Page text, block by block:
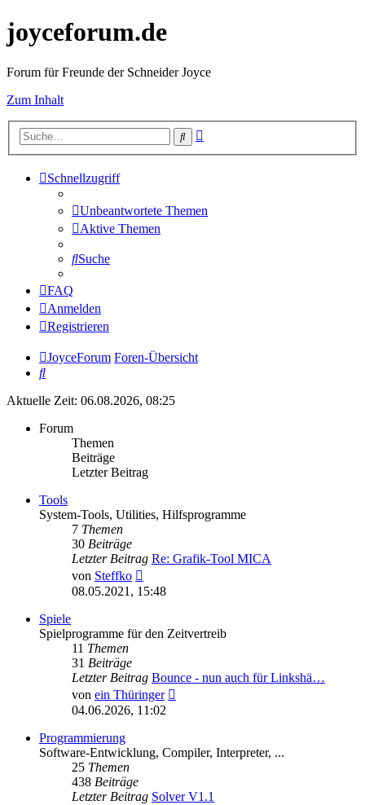
joyceforum.de
Forum für Freunde der Schneider Joyce
Zum Inhalt
Suche
Schnellzugriff
Unbeantwortete Themen
Aktive Themen
Suche
FAQ
Anmelden
Registrieren
JoyceForum Foren-Übersicht
Suche
Aktuelle Zeit: 06.08.2026, 08:25
Forum
Themen
Beiträge
Letzter Beitrag
Tools
System-Tools, Utilities, Hilfsprogramme
7 Themen
30 Beiträge
Letzter Beitrag Re: Grafik-Tool MICA
von Steffko
Beitrag
08.05.2021, 15:48
Spiele
Spielprogramme für den Zeitvertreib
11 Themen
31 Beiträge
Letzter Beitrag Bounce - nun auch für Linkshä…
von ein Thüringer
04.06.2026, 11:02
Programmierung
Software-Entwicklung, Compiler, Interpreter, ...
25 Themen
438 Beiträge
Letzter Beitrag Solver V1.1